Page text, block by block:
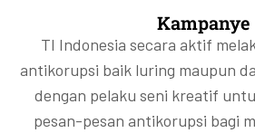
Kampanye
TI Indonesia secara aktif
antikorupsi baik luring maupun
dengan pelaku seni kreatif
pesan-pesan antikorupsi bagi